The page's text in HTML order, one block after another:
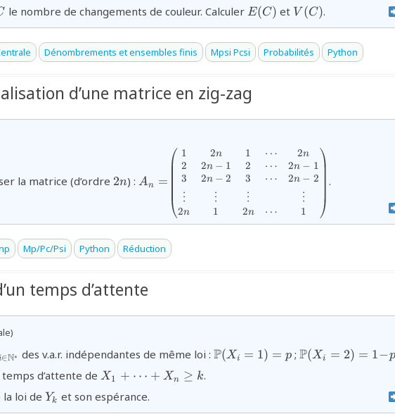
le nombre de changements de couleur. Calculer {E(C)}
E(C) et {V(C)}
V (C).
Dénombrements et ensembles finis Mpsi Pcsi Probabilités Python
d’une matrice en zig-zag
la matrice (d’ordre 2n) :
{A_n=}
An =
{\begin{pmatrix}1
& 2n & 1 & \cdots
& 2n \\ 2 & 2n-1
& 2 & \cdots & 2n-
1 \\ 3 & 2n-2 & 3
& \cdots & 2n-2 \\
\vdots & & \vdots
\\ 2n & 1 & 2n &
1
2
3
⋮
2n
2n
2n − 1
2n − 2
⋮
1
1
2
3
⋮
2n
⋯
⋯
⋯
⋯
2n
2n − 1
2n − 2
⋮
1
.
Mp/Pc/Psi Python Réduction
temps d’attente
∈N∗ des v.a.r. indépendantes de même loi : {\mathbb{P}
(X_{i}=1)=p}
P(Xi = 1) = p ;{\mathbb{P}
(X_{i}=2)=1\!-
P(Xi = 2) = 1−p
temps d’attente deX_1+\cdots+X_n\ge
X 1 + ⋯ + Xn ≥ k.
la loi deY_k
Yk et son espérance.